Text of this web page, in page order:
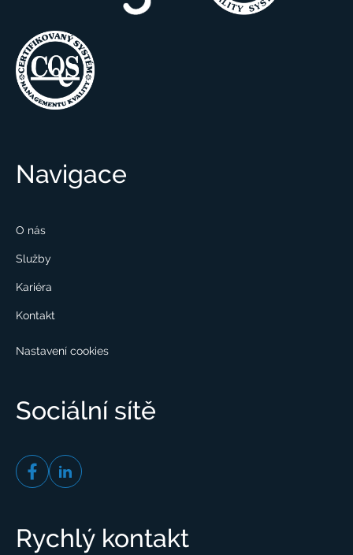
Navigace
O nás
Služby
Kariéra
Kontakt
Nastavení cookies
Sociální sítě
Rychlý kontakt